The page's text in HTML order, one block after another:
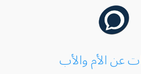
عن الأم والأب